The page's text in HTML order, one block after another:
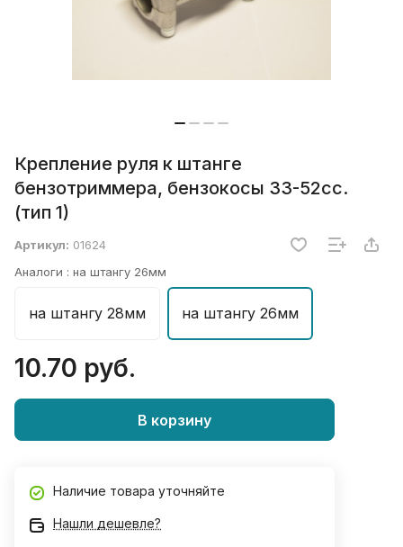
Крепление руля к штанге
бензотриммера, бензокосы 33-52сс.
(тип 1)
Артикул: 01624
Аналоги : на штангу 26мм
на штангу 28мм на штангу 26мм
10.70 руб.
В корзину
Наличие товара уточняйте
Нашли дешевле?